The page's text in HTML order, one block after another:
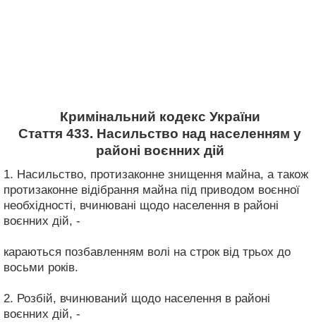
Кримінальний кодекс України
Стаття 433. Насильство над населенням у
районі воєнних дій
1. Насильство, протизаконне знищення майна, а також
протизаконне відібрання майна під приводом воєнної
необхідності, вчинювані щодо населення в районі
воєнних дій, -
караються позбавленням волі на строк від трьох до
восьми років.
2. Розбій, вчинюваний щодо населення в районі
воєнних дій, -